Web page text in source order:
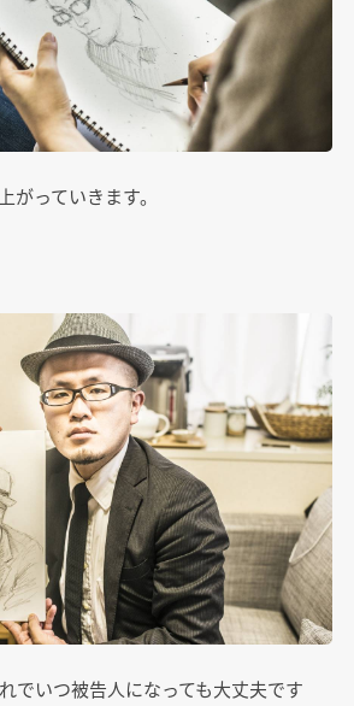
がっていきます。
でいつ被告人になっても大丈夫です